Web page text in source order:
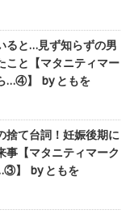
ると…見ず知らずの男
こと【マタニティマー
…④】 by ともを
捨て台詞！妊娠後期に
事【マタニティマーク
】 by ともを